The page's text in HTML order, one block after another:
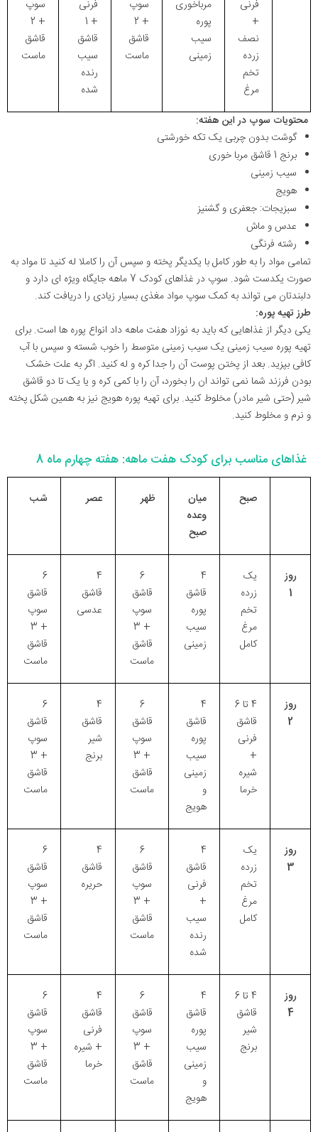
فرنی
+
نصف
زرده
تخم
مرغ
مرباخوری
پوره
سیب
زمینی
سوپ
+ 2
قاشق
ماست
فرنی
+ 1
قاشق
سیب
رنده
شده
سوپ
+ 2
قاشق
ماست
محتویات سوپ در این هفته:
گوشت بدون چربی یک تکه خورشتی
برنج 1 قاشق مربا خوری
سیب زمینی
هویج
سبزیجات: جعفری و گشنیز
عدس و ماش
رشته فرنگی
تمامی مواد را به طور کامل با یکدیگر پخته و سپس آن را کاملا له کنید تا مواد به
صورت یکدست شود. سوپ در غذاهای کودک 7 ماهه جایگاه ویژه ای دارد و
دلبندتان می تواند به کمک سوپ مواد مغذی بسیار زیادی را دریافت کند.
طرز تهیه پوره:
یکی دیگر از غذاهایی که باید به نوزاد هفت ماهه داد انواع پوره ها است. برای
تهیه پوره سیب زمینی یک سیب زمینی متوسط را خوب شسته و سپس با آب
کافی بپزید. بعد از پختن پوست آن را جدا کره و له کنید. اگر به علت خشک
بودن فرزند شما نمی تواند ان را بخورد، آن را با کمی کره و یا یک تا دو قاشق
شیر (حتی شیر مادر) مخلوط کنید. برای تهیه پوره هویج نیز به همین شکل پخته
و نرم و مخلوط کنید.
غذاهای مناسب برای کودک هفت ماهه: هفته چهارم ماه 8
صبح
میان
وعده
صبح
ظهر عصر شب
روز
1
یک
زرده
تخم
مرغ
کامل
4
قاشق
پوره
سیب
زمینی
6
قاشق
سوپ
+ 3
قاشق
ماست
4
قاشق
عدسی
6
قاشق
سوپ
+ 3
قاشق
ماست
روز
2
4 تا 6
قاشق
فرنی
+
شیره
خرما
4
قاشق
پوره
سیب
زمینی
و
هویج
6
قاشق
سوپ
+ 3
قاشق
ماست
4
قاشق
شیر
برنج
6
قاشق
سوپ
+ 3
قاشق
ماست
روز
3
یک
زرده
تخم
مرغ
کامل
4
قاشق
فرنی
+
سیب
رنده
شده
6
قاشق
سوپ
+ 3
قاشق
ماست
4
قاشق
حریره
6
قاشق
سوپ
+ 3
قاشق
ماست
روز
4
4 تا 6
قاشق
شیر
برنج
4
قاشق
پوره
سیب
زمینی
و
هویج
6
قاشق
سوپ
+ 3
قاشق
ماست
4
قاشق
فرنی
+ شیره
خرما
6
قاشق
سوپ
+ 3
قاشق
ماست